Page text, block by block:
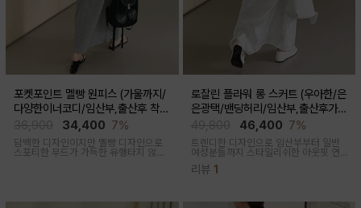
포켓포인트 멜빵 원피스 (가울까지/
다양한이너코디/임산부,출산후 착용
34,400 7%
담백한 디자인이지만 멜빵 디자인으로
스포티한 무드가 가득한 유행타지 않는
로잘린 플라워 롱 스커트 (우아한/은
은광택/밴딩허리/임산부,출산후가
46,400 7%
트렌디한 디자인으로 임산부부터 일반
여성분들까지 스타일리쉬한 아웃핏 연
패턴과 우아한 광택감이 세련된 롱스커
리뷰 1